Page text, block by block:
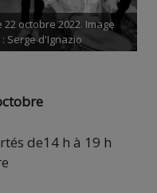
octobre 2022. Image
Serge d'Ignazio
de14 h à 19 h